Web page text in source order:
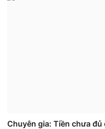
Chuyên gia: Tiền chưa